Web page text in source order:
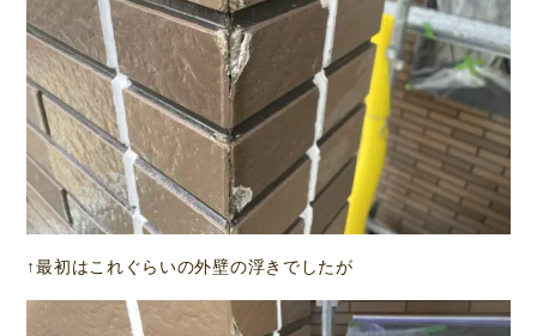
↑最初はこれぐらいの外壁の浮きでしたが